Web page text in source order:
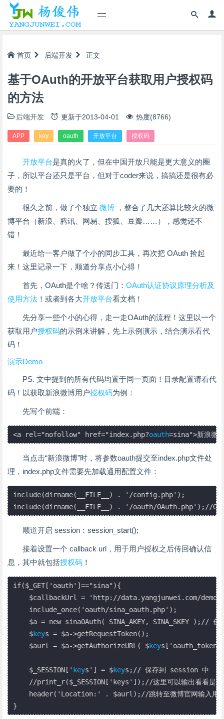
首页 后端开发 正文
基于OAuth的开放平台获取用户授权码
的方法
后端开发 更新于2013-04-01 热度(8766)
APP key oauth 开放平台 授权码
开放平台是真的火了，但在中国开放只能是更大意义的圈
子，所以平台还只是平台，但对于coder来说，搞搞还是很有必
要的！
很久之前，做了个独立 微博 ，整合了几大还算比较火的微
博平台（新浪、腾讯、网易、搜狐、豆瓣……），感觉还不
错！
最近给一客户做了个小的同步工具，再次把 OAuth 捡起
来！这里记录一下，顺道分享点小心得！
首先，OAuth是个啥？传送门： OAuth认证协议原理分析及
使用方法 ！或者到各大开放平台看文档！
先分享一些个小的心得，走一走OAuth的流程！这里以一个
获取用户授权码的示例来讲解，先上示例演示，结合演示看代
码！
演示Demo
PS. 文中提到的所有代码均置于同一页面！目录配置请看代
码！以获取新浪微博用户授权码为例：
先写个前端：
<a rel="nofollow" href="index.php?oauth=sina">新浪微
当点击“新浪微博”时，将参数oauth提交至index.php文件处
理，index.php文件需要先加载通用配置文件：
include(dirname(__FILE__) . '/config.php');
include(dirname(__FILE__) . '/oauth/OAuth.php');//
顺道开启 session：session_start();
接着设置一个 callback url，用于用户授权之后传回确认信
息，其中就包括授权码 ！
if($_GET['oauth']=="sina"){
$callbackUrl = 'http://data.yangjunwei.com/demo/
    include_once('oauth/sina_oauth.php');
$a = new sinaOAuth( SINA_AKEY, SINA_SKEY );// 创
$keys = $a->getRequestToken();
$aurl = $a->getAuthorizeURL( $key
$_SESSION[' keys'] = $keys;// 保存到 session 中
//print_r($_SESSION['keys']);//这里可以输出看看是啥
header('Location:' . $aurl);//跳转至微博官网输入用户
}